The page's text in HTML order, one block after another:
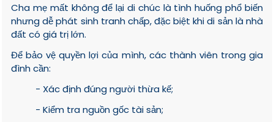
Cha mẹ mất không để lại di chúc là tình huống phổ biến
nhưng dễ phát sinh tranh chấp, đặc biệt khi di sản là nhà
đất có giá trị lớn.
Để bảo vệ quyền lợi của mình, các thành viên trong gia
đình cần:
- Xác định đúng người thừa kế;
- Kiểm tra nguồn gốc tài sản;